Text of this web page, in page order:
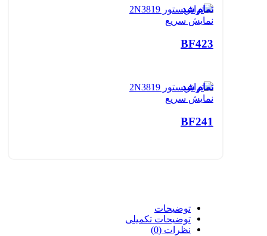
تمام شد
نمایش سریع
BF423
تمام شد
نمایش سریع
BF241
توضیحات
توضیحات تکمیلی
نظرات (0)